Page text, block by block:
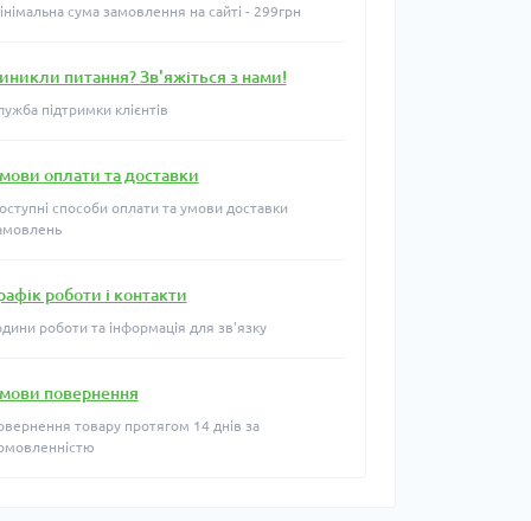
сума замовлення на сайті - 299грн
питання? Зв'яжіться з нами!
підтримки клієнтів
оплати та доставки
способи оплати та умови доставки
роботи і контакти
роботи та інформація для зв'язку
повернення
товару протягом 14 днів за